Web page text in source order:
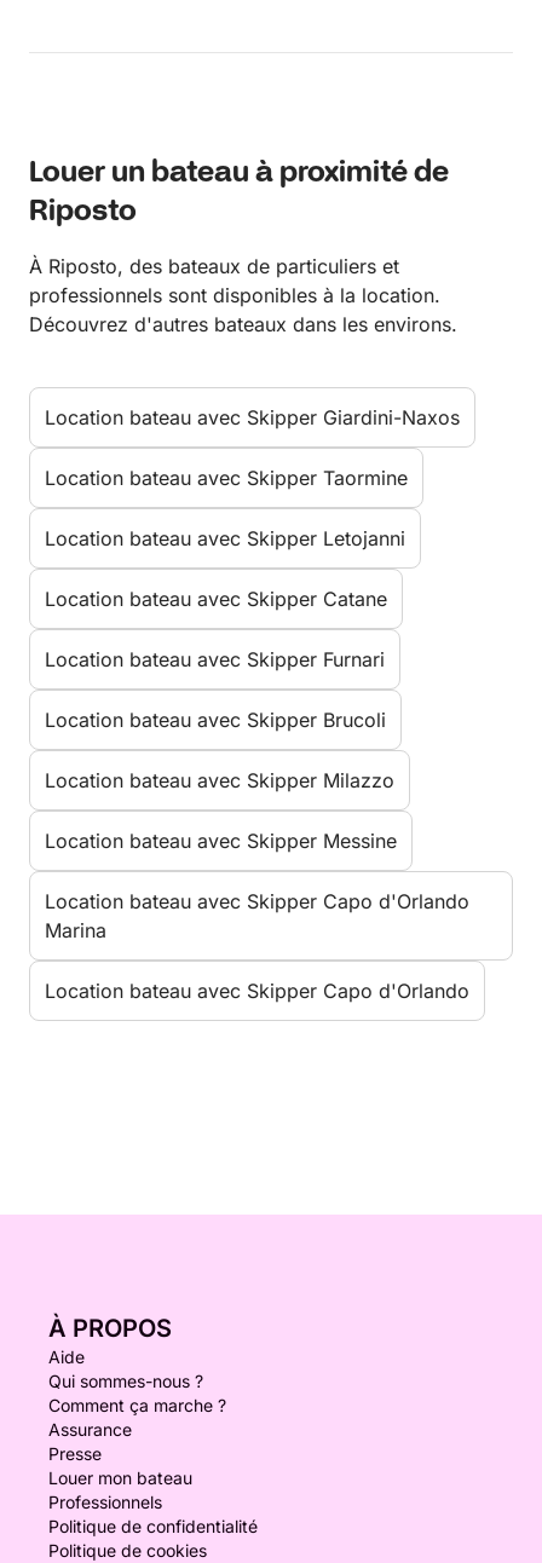
Louer un bateau à proximité de
Riposto
À Riposto, des bateaux de particuliers et
professionnels sont disponibles à la location.
Découvrez d'autres bateaux dans les environs.
Location bateau avec Skipper Giardini-Naxos
Location bateau avec Skipper Taormine
Location bateau avec Skipper Letojanni
Location bateau avec Skipper Catane
Location bateau avec Skipper Furnari
Location bateau avec Skipper Brucoli
Location bateau avec Skipper Milazzo
Location bateau avec Skipper Messine
Location bateau avec Skipper Capo d'Orlando
Marina
Location bateau avec Skipper Capo d'Orlando
À PROPOS
Aide
Qui sommes-nous ?
Comment ça marche ?
Assurance
Presse
Louer mon bateau
Professionnels
Politique de confidentialité
Politique de cookies